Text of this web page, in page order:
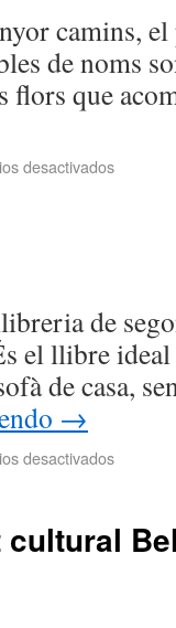
camins,
de noms
flors que
desactivados
de
el llibre
de casa,
→
desactivados